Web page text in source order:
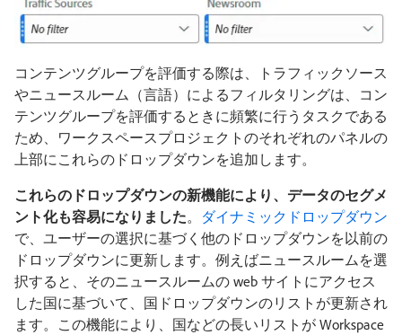
コンテンツグループを評価する際は、トラフィックソース
やニュースルーム（言語）によるフィルタリングは、コン
テンツグループを評価するときに頻繁に行うタスクである
ため、ワークスペースプロジェクトのそれぞれのパネルの
上部にこれらのドロップダウンを追加します。
これらのドロップダウンの新機能により、データのセグメ
ント化も容易になりました。 ダイナミックドロップダウン
で、ユーザーの選択に基づく他のドロップダウンを以前の
ドロップダウンに更新します。例えばニュースルームを選
択すると、そのニュースルームの web サイトにアクセス
した国に基づいて、国ドロップダウンのリストが更新され
ます。この機能により、国などの長いリストが Workspace